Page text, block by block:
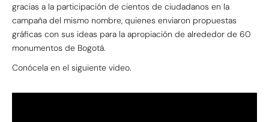
gracias a la participación de cientos de ciudadanos en la
campaña del mismo nombre, quienes enviaron propuestas
gráficas con sus ideas para la apropiación de alrededor de 60
monumentos de Bogotá.
Conócela en el siguiente video.